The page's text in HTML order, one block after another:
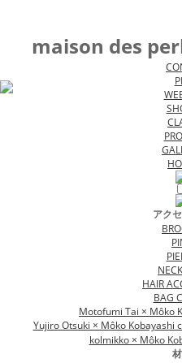
maison des
アク
HAIR
BAG
Motofumi Tai × Môko
Yujiro Otsuki × Môko Kobayashi
kolmikko × Môko